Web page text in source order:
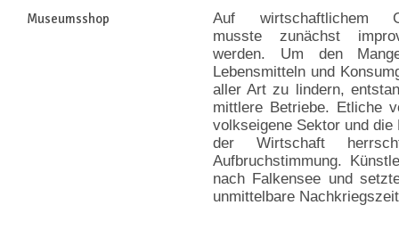
Museumsshop
Auf wirtschaftlichem
musste zunächst
werden. Um den
Lebensmitteln und
aller Art zu lindern,
mittlere Betriebe. Etliche
volkseigene Sektor und
der Wirtschaft
Aufbruchstimmung.
nach Falkensee und
unmittelbare